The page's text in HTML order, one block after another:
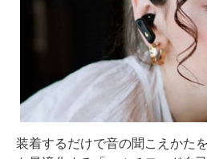
装着するだけで音の聞こえかた